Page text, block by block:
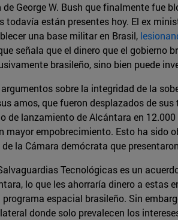
George W. Bush que finalmente fue
todavía están presentes hoy. El ex
una base militar en Brasil,
señala que el dinero que el gobierno
brasileño, sino bien puede
sobre la integridad de la
amos, que fueron desplazados de
de lanzamiento de Alcántara en
mayor empobrecimiento. Esto ha sido
la Cámara demócrata que
Tecnológicas es un
lo que les ahorraría dinero a estas
programa espacial brasileño. Sin
donde solo prevalecen los